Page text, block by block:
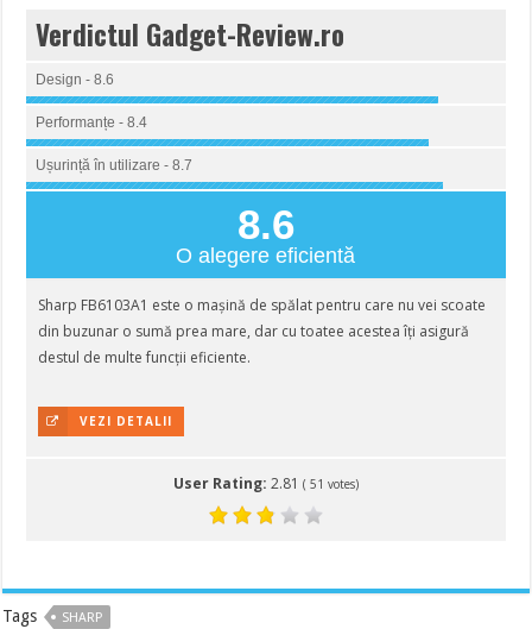
Verdictul Gadget-Review.ro
Design - 8.6
Performanțe - 8.4
Ușurință în utilizare - 8.7
8.6
O alegere eficientă
Sharp FB6103A1 este o mașină de spălat pentru care nu vei scoate
din buzunar o sumă prea mare, dar cu toatee acestea îți asigură
destul de multe funcții eficiente.
VEZI DETALII
User Rating: 2.81 ( 51 votes)
Tags SHARP